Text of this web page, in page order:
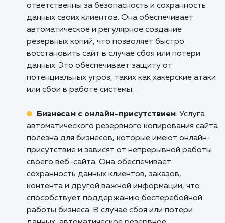
безопасность ваших данных уже
Свяжитесь с нами, чтобы узнать больше о
услуге "Настройка
резервного копирования сайта" и
мы можем помочь вам защитить ваш
бизнес. Не ждите до тех пор, пока не
что-то непредвиденное, действуйте
сейчас, чтобы сохранить свой
безопасности.
Кому подходит данный продукт?
Веб-разработчикам и агентствам:
настройки автоматического резервного
копирования сайта является полезной для